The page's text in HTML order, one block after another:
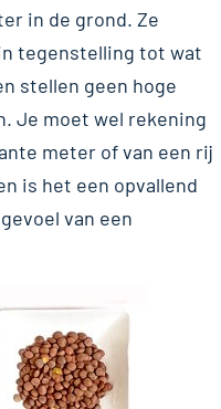
in de grond. Ze
tegenstelling tot wat
stellen geen hoge
Je moet wel rekening
meter of van een rij
is het een opvallend
van een